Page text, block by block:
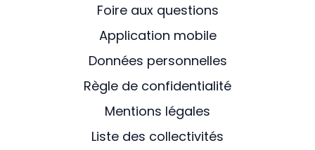
Foire aux questions
Application mobile
Données personnelles
Règle de confidentialité
Mentions légales
Liste des collectivités